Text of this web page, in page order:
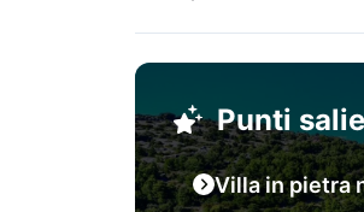
Punti
Villa in pietra